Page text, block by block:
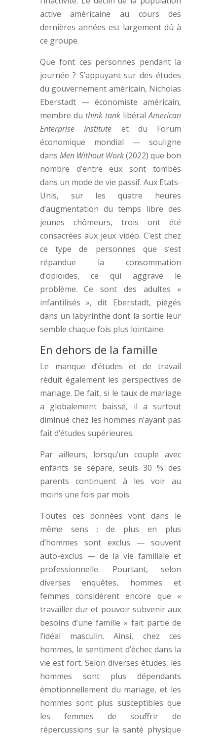
active américaine au cours des
dernières années est largement dû à
ce groupe.
Que font ces personnes pendant la
journée ? S’appuyant sur des études
du gouvernement américain, Nicholas
Eberstadt — économiste américain,
membre du think tank libéralAmerican
Enterprise Institute et du Forum
économique mondial — souligne
dans Men Without Work(2022) que bon
nombre d’entre eux sont tombés
dans un mode de vie passif. Aux Etats-
Unis, sur les quatre heures
d’augmentation du temps libre des
jeunes chômeurs, trois ont été
consacrées aux jeux vidéo. C’est chez
ce type de personnes que s’est
répandue la consommation
d’opioïdes, ce qui aggrave le
problème. Ce sont des adultes «
infantilisés », dit Eberstadt, piégés
dans un labyrinthe dont la sortie leur
semble chaque fois plus lointaine.
En dehors de la famille
Le manque d’études et de travail
réduit également les perspectives de
mariage. De fait, si le taux de mariage
a globalement baissé, il a surtout
diminué chez les hommes n’ayant pas
fait d’études supérieures.
Par ailleurs, lorsqu’un couple avec
enfants se sépare, seuls 30 % des
parents continuent à les voir au
moins une fois par mois.
Toutes ces données vont dans le
même sens : de plus en plus
d’hommes sont exclus — souvent
auto-exclus — de la vie familiale et
professionnelle. Pourtant, selon
diverses enquêtes, hommes et
femmes considèrent encore que «
travailler dur et pouvoir subvenir aux
besoins d’une famille » fait partie de
l’idéal masculin. Ainsi, chez ces
hommes, le sentiment d’échec dans la
vie est fort. Selon diverses études, les
hommes sont plus dépendants
émotionnellement du mariage, et les
hommes sont plus susceptibles que
les femmes de souffrir de
répercussions sur la santé physique